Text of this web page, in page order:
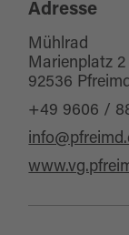
Adresse
Mühlrad
Marienplatz 2
92536
+49 9606 /